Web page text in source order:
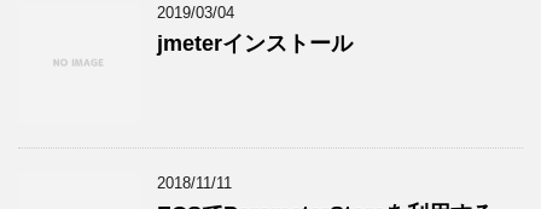
2019/03/04
jmeterインストール
2018/11/11